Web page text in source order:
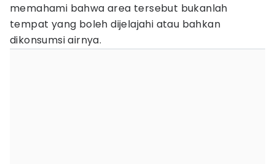
memahami bahwa area tersebut bukanlah
tempat yang boleh dijelajahi atau bahkan
dikonsumsi airnya.